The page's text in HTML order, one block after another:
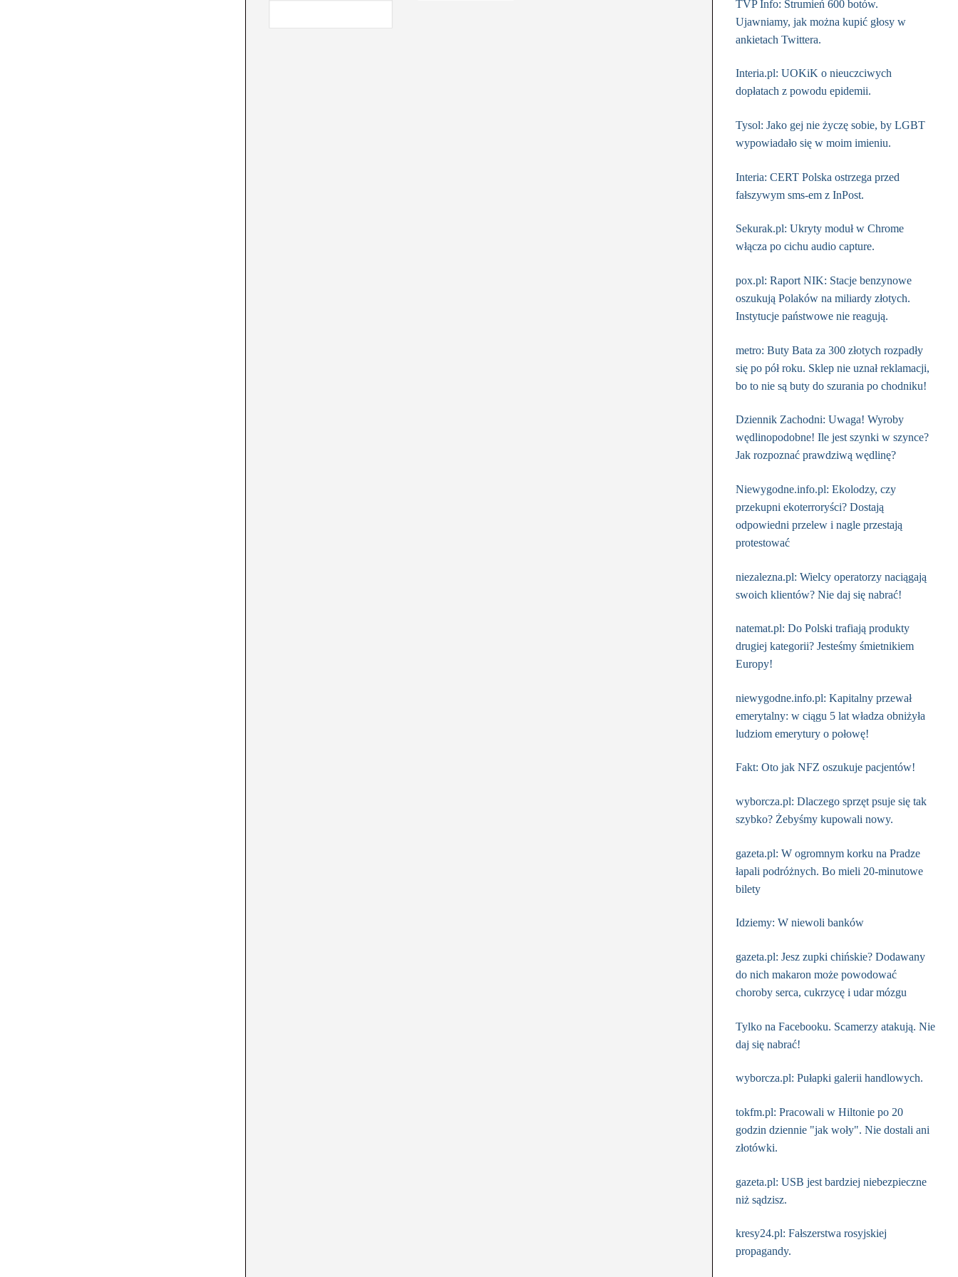
TVP Info: Strumień 600 botów.
Ujawniamy, jak można kupić głosy w
ankietach Twittera.
Interia.pl: UOKiK o nieuczciwych
dopłatach z powodu epidemii.
Tysol: Jako gej nie życzę sobie, by LGBT
wypowiadało się w moim imieniu.
Interia: CERT Polska ostrzega przed
fałszywym sms-em z InPost.
Sekurak.pl: Ukryty moduł w Chrome
włącza po cichu audio capture.
pox.pl: Raport NIK: Stacje benzynowe
oszukują Polaków na miliardy złotych.
Instytucje państwowe nie reagują.
metro: Buty Bata za 300 złotych rozpadły
się po pół roku. Sklep nie uznał reklamacji,
bo to nie są buty do szurania po chodniku!
Dziennik Zachodni: Uwaga! Wyroby
wędlinopodobne! Ile jest szynki w szynce?
Jak rozpoznać prawdziwą wędlinę?
Niewygodne.info.pl: Ekolodzy, czy
przekupni ekoterroryści? Dostają
odpowiedni przelew i nagle przestają
protestować
niezalezna.pl: Wielcy operatorzy naciągają
swoich klientów? Nie daj się nabrać!
natemat.pl: Do Polski trafiają produkty
drugiej kategorii? Jesteśmy śmietnikiem
Europy!
niewygodne.info.pl: Kapitalny przewał
emerytalny: w ciągu 5 lat władza obniżyła
ludziom emerytury o połowę!
Fakt: Oto jak NFZ oszukuje pacjentów!
wyborcza.pl: Dlaczego sprzęt psuje się tak
szybko? Żebyśmy kupowali nowy.
gazeta.pl: W ogromnym korku na Pradze
łapali podróżnych. Bo mieli 20-minutowe
bilety
Idziemy: W niewoli banków
gazeta.pl: Jesz zupki chińskie? Dodawany
do nich makaron może powodować
choroby serca, cukrzycę i udar mózgu
Tylko na Facebooku. Scamerzy atakują. Nie
daj się nabrać!
wyborcza.pl: Pułapki galerii handlowych.
tokfm.pl: Pracowali w Hiltonie po 20
godzin dziennie "jak woły". Nie dostali ani
złotówki.
gazeta.pl: USB jest bardziej niebezpieczne
niż sądzisz.
kresy24.pl: Fałszerstwa rosyjskiej
propagandy.